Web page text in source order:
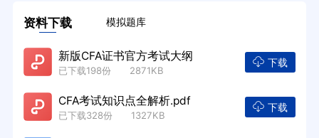
资料下载 模拟题库
新版CFA证书官方考试大纲
已下载198份 2871KB
下载
CFA考试知识点全解析.pdf
已下载328份 1327KB
下载